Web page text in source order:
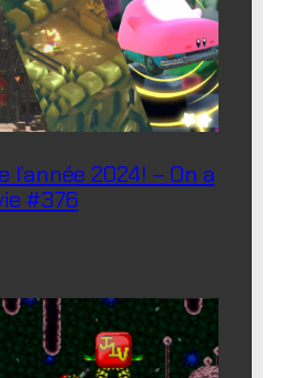
l’année 2024! – On a
#376